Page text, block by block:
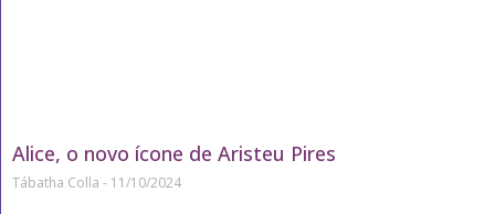
Alice, o novo ícone de Aristeu Pires
Tábatha Colla 11/10/2024